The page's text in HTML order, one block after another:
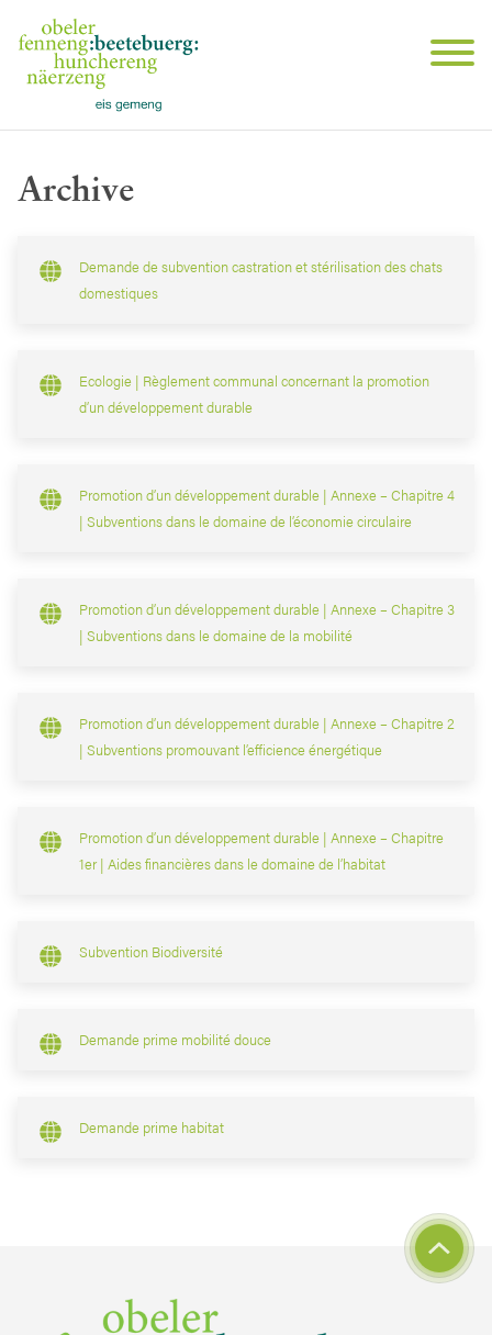
Archive
Demande de subvention castration et stérilisation des chats
domestiques
Ecologie | Règlement communal concernant la promotion
d’un développement durable
Promotion d’un développement durable | Annexe – Chapitre 4
| Subventions dans le domaine de l’économie circulaire
Promotion d’un développement durable | Annexe – Chapitre 3
| Subventions dans le domaine de la mobilité
Promotion d’un développement durable | Annexe – Chapitre 2
| Subventions promouvant l’efficience énergétique
Promotion d’un développement durable | Annexe – Chapitre
1er | Aides financières dans le domaine de l’habitat
Subvention Biodiversité
Demande prime mobilité douce
Demande prime habitat